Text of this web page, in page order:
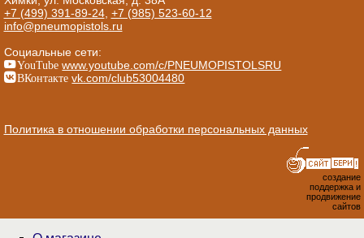
+7 (499) 391-89-24, +7 (985) 523-60-12
info@pneumopistols.ru
Социальные сети:
YouTube www.youtube.com/c/PNEUMOPISTOLSRU
ВКонтакте vk.com/club53004480
Политика в отношении обработки персональных данных
создание
поддержка и
продвижение
сайтов